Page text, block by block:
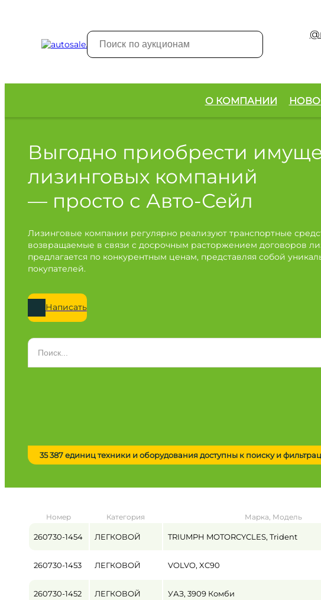
О КОМПАНИИ
Выгодно приобрести
лизинговых компаний
— просто с Авто-Сейл
Лизинговые компании регулярно реализуют транспортные
возвращаемые в связи с досрочным расторжением договоров
предлагается по конкурентным ценам, представляя собой
покупателей.
Написать
Сначала выберите марку
Город / регион
от
Цена
35 387 единиц техники и оборудования доступны к поиску и
Номер Категория Марка, Модель
260730-1454 ЛЕГКОВОЙ TRIUMPH MOTORCYCLES, Trident
260730-1453 ЛЕГКОВОЙ VOLVO, XC90
260730-1452 ЛЕГКОВОЙ УАЗ, 3909 Комби